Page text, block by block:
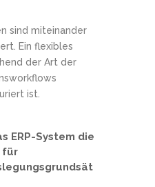
sind miteinander
Ein flexibles
der Art der
ist.
ERP-System die
für